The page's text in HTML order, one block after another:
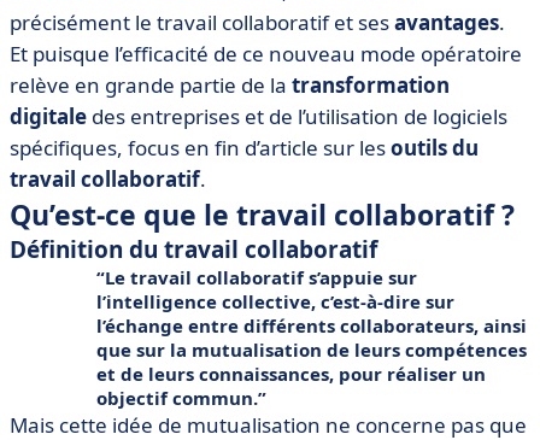
précisément le travail collaboratif et sesavantages.
Et puisque l’efficacité de ce nouveau mode opératoire
relève en grande partie de la transformation
digitale des entreprises et de l’utilisation de logiciels
spécifiques, focus en fin d’article sur lesoutils du
travail collaboratif.
Qu’est-ce que le travail collaboratif ?
Définition du travail collaboratif
Le travail collaboratif s’appuie sur
l’intelligence collective, c’est-à-dire sur
l’échange entre différents collaborateurs, ainsi
que sur la mutualisation de leurs compétences
et de leurs connaissances, pour réaliser un
objectif commun.
Mais cette idée de mutualisation ne concerne pas que